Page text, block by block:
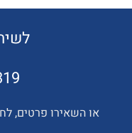
לשיחת
5319
פרטים, לחצו